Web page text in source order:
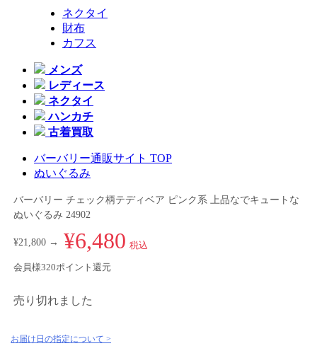
ネクタイ
財布
カフス
メンズ
レディース
ネクタイ
ハンカチ
古着買取
バーバリー通販サイト TOP
ぬいぐるみ
バーバリー チェック柄テディベア ピンク系 上品なでキュートな
ぬいぐるみ 24902
¥21,800 → ¥6,480 税込
会員様320ポイント還元
売り切れました
お届け日の指定について >